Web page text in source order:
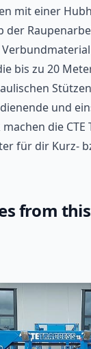
mit einer
der
bis zu 20
und
die CTE
für dir Kurz-
from